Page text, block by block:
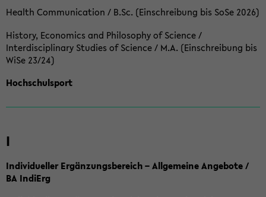
Health Communication / B.Sc. (Einschreibung bis SoSe 2026)
History, Economics and Philosophy of Science /
Interdisciplinary Studies of Science / M.A. (Einschreibung bis
WiSe 23/24)
Hochschulsport
I
Individueller Ergänzungsbereich – Allgemeine Angebote /
BA IndiErg